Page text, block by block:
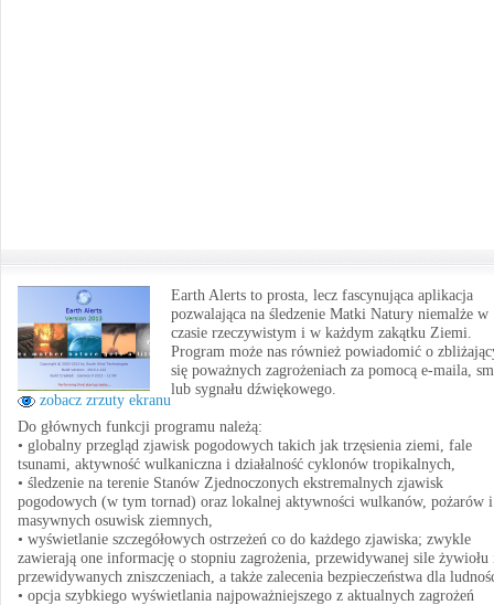
zobacz zrzuty ekranu
Earth Alerts to prosta, lecz fascynująca aplikacja
pozwalająca na śledzenie Matki Natury niemalże w
czasie rzeczywistym i w każdym zakątku Ziemi.
Program może nas również powiadomić o
się poważnych zagrożeniach za pomocą e-maila,
lub sygnału dźwiękowego.
Do głównych funkcji programu należą:
• globalny przegląd zjawisk pogodowych takich jak trzęsienia ziemi, fale
tsunami, aktywność wulkaniczna i działalność cyklonów tropikalnych,
• śledzenie na terenie Stanów Zjednoczonych ekstremalnych zjawisk
pogodowych (w tym tornad) oraz lokalnej aktywności wulkanów, pożarów i
masywnych osuwisk ziemnych,
• wyświetlanie szczegółowych ostrzeżeń co do każdego zjawiska; zwykle
zawierają one informację o stopniu zagrożenia, przewidywanej sile żywiołu
przewidywanych zniszczeniach, a także zalecenia bezpieczeństwa dla
• opcja szybkiego wyświetlania najpoważniejszego z aktualnych zagrożeń